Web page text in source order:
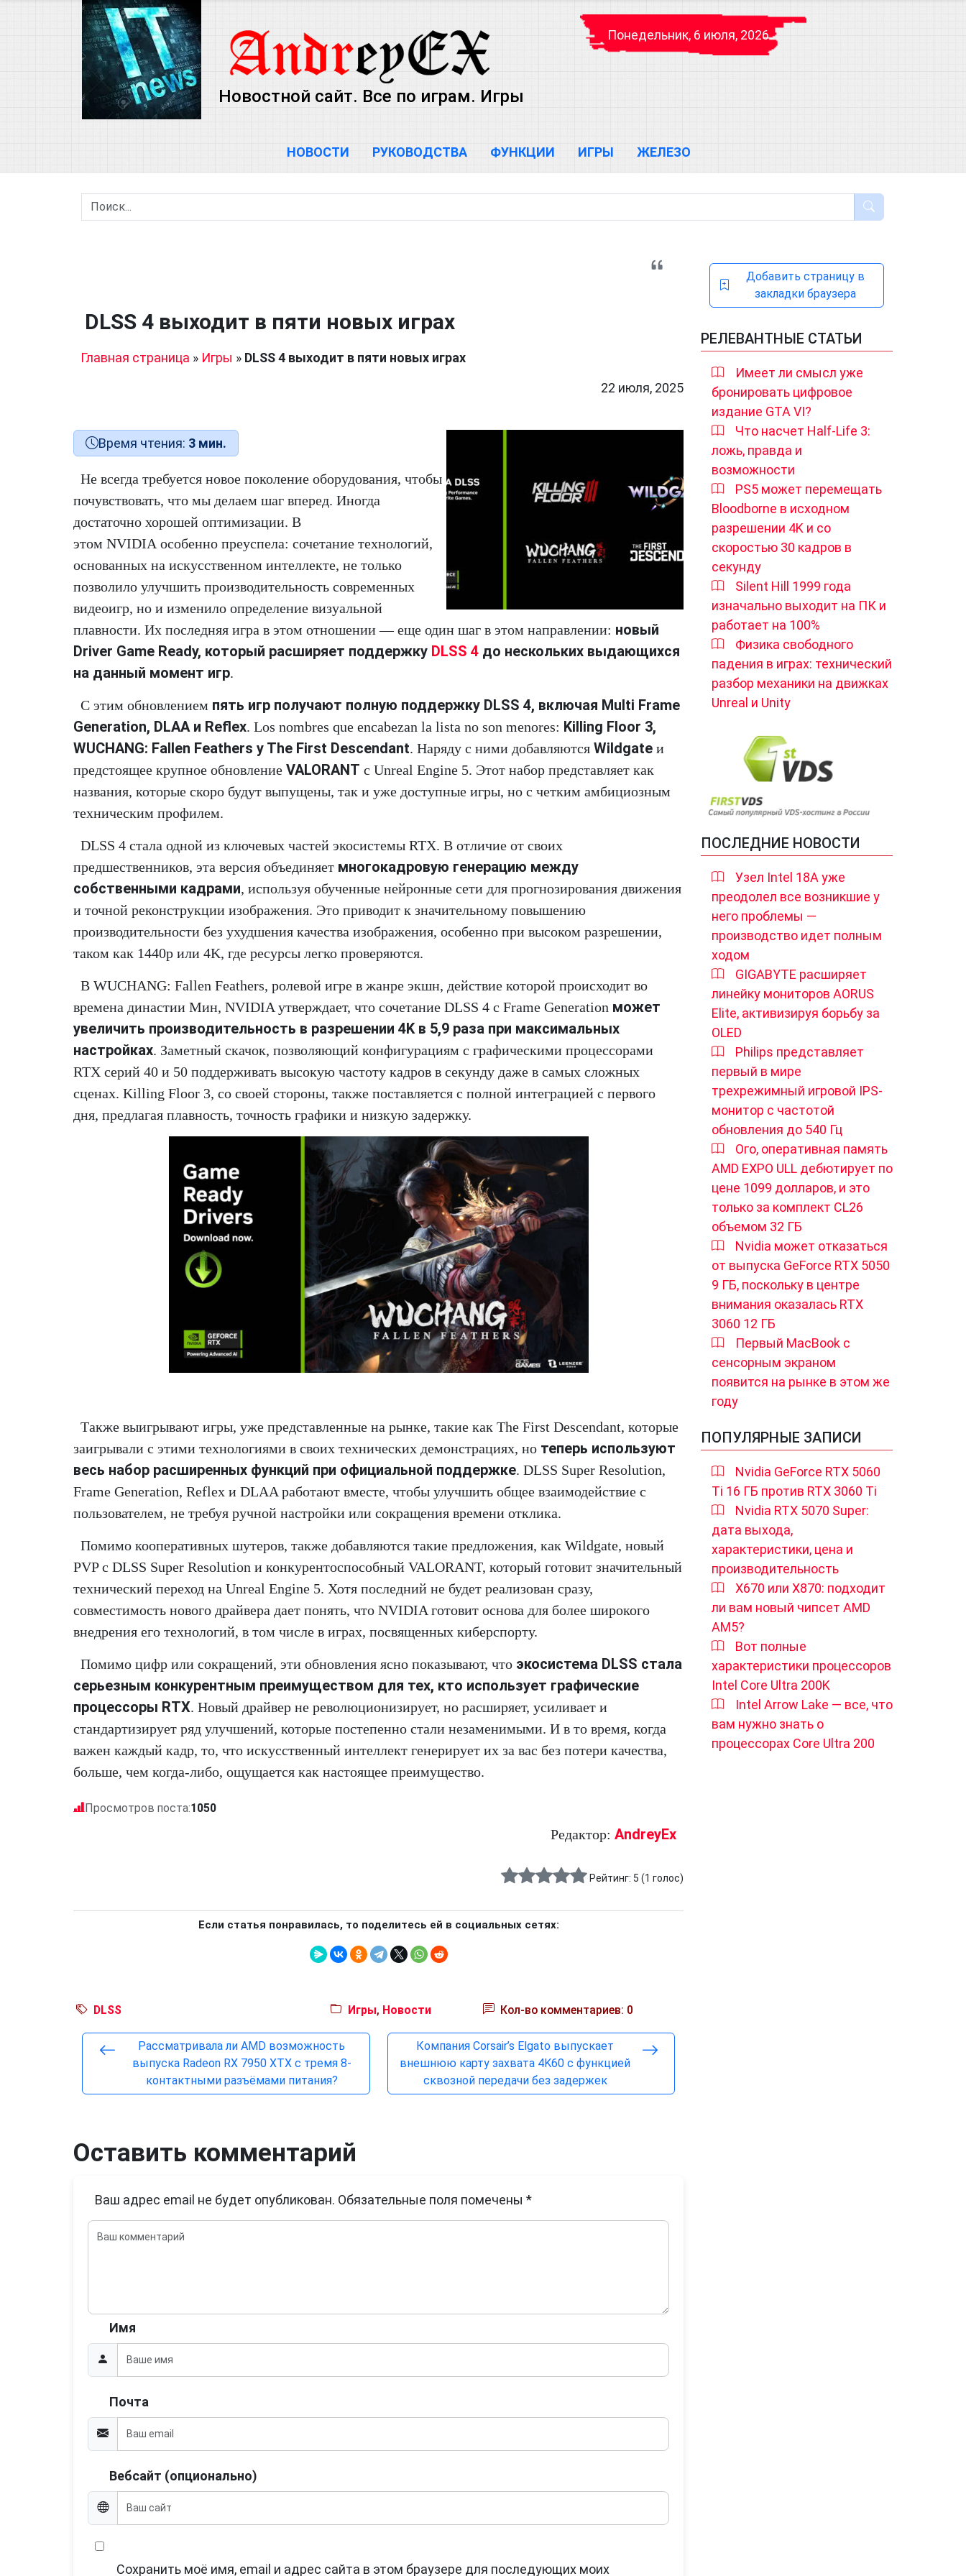
Понедельник, 6 июля, 2026
Новостной сайт. Все по играм. Игры
НОВОСТИ РУКОВОДСТВА ФУНКЦИИ ИГРЫ ЖЕЛЕЗО
DLSS 4 выходит в пяти новых играх
Главная страница » Игры » DLSS 4 выходит в пяти новых играх
22 июля, 2025
Время чтения: 3 мин.
Не всегда требуется новое поколение оборудования, чтобы
почувствовать, что мы делаем шаг вперед. Иногда
достаточно хорошей оптимизации. В
этом NVIDIA особенно преуспела: сочетание технологий,
основанных на искусственном интеллекте, не только
позволило улучшить производительность современных
видеоигр, но и изменило определение визуальной
плавности. Их последняя игра в этом отношении — еще один шаг в этом направлении: новый
Driver Game Ready, который расширяет поддержку DLSS 4 до нескольких выдающихся
на данный момент игр.
С этим обновлением пять игр получают полную поддержку DLSS 4, включая Multi Frame
Generation, DLAA и Reflex. Los nombres que encabezan la lista no son menores: Killing Floor 3,
WUCHANG: Fallen Feathers y The First Descendant. Наряду с ними добавляются Wildgate и
предстоящее крупное обновление VALORANT с Unreal Engine 5. Этот набор представляет как
названия, которые скоро будут выпущены, так и уже доступные игры, но с четким амбициозным
техническим профилем.
DLSS 4 стала одной из ключевых частей экосистемы RTX. В отличие от своих
предшественников, эта версия объединяет многокадровую генерацию между
собственными кадрами, используя обученные нейронные сети для прогнозирования движения
и точной реконструкции изображения. Это приводит к значительному повышению
производительности без ухудшения качества изображения, особенно при высоком разрешении,
таком как 1440p или 4K, где ресурсы легко проверяются.
В WUCHANG: Fallen Feathers, ролевой игре в жанре экшн, действие которой происходит во
времена династии Мин, NVIDIA утверждает, что сочетание DLSS 4 с Frame Generation может
увеличить производительность в разрешении 4K в 5,9 раза при максимальных
настройках. Заметный скачок, позволяющий конфигурациям с графическими процессорами
RTX серий 40 и 50 поддерживать высокую частоту кадров в секунду даже в самых сложных
сценах. Killing Floor 3, со своей стороны, также поставляется с полной интеграцией с первого
дня, предлагая плавность, точность графики и низкую задержку.
Также выигрывают игры, уже представленные на рынке, такие как The First Descendant, которые
заигрывали с этими технологиями в своих технических демонстрациях, но теперь используют
весь набор расширенных функций при официальной поддержке. DLSS Super Resolution,
Frame Generation, Reflex и DLAA работают вместе, чтобы улучшить общее взаимодействие с
пользователем, не требуя ручной настройки или сокращения времени отклика.
Помимо кооперативных шутеров, также добавляются такие предложения, как Wildgate, новый
PVP с DLSS Super Resolution и конкурентоспособный VALORANT, который готовит значительный
технический переход на Unreal Engine 5. Хотя последний не будет реализован сразу,
совместимость нового драйвера дает понять, что NVIDIA готовит основа для более широкого
внедрения его технологий, в том числе в играх, посвященных киберспорту.
Помимо цифр или сокращений, эти обновления ясно показывают, что экосистема DLSS стала
серьезным конкурентным преимуществом для тех, кто использует графические
процессоры RTX. Новый драйвер не революционизирует, но расширяет, усиливает и
стандартизирует ряд улучшений, которые постепенно стали незаменимыми. И в то время, когда
важен каждый кадр, то, что искусственный интеллект генерирует их за вас без потери качества,
больше, чем когда-либо, ощущается как настоящее преимущество.
Просмотров поста:1050
Редактор: AndreyEx
Рейтинг: 5 (1 голос)
Если статья понравилась, то поделитесь ей в социальных сетях:
DLSS Игры, Новости Кол-во комментариев: 0
Рассматривала ли AMD возможность
выпуска Radeon RX 7950 XTX с тремя 8-
контактными разъёмами питания?
Компания Corsair’s Elgato выпускает
внешнюю карту захвата 4K60 с функцией
сквозной передачи без задержек
Оставить комментарий
Ваш адрес email не будет опубликован. Обязательные поля помечены *
Имя
Почта
Вебсайт (опционально)
Сохранить моё имя, email и адрес сайта в этом браузере для последующих моих
Добавить страницу в
закладки браузера
РЕЛЕВАНТНЫЕ СТАТЬИ
Имеет ли смысл уже
бронировать цифровое
издание GTA VI?
Что насчет Half-Life 3:
ложь, правда и
возможности
PS5 может перемещать
Bloodborne в исходном
разрешении 4K и со
скоростью 30 кадров в
секунду
Silent Hill 1999 года
изначально выходит на ПК и
работает на 100%
Физика свободного
падения в играх: технический
разбор механики на движках
Unreal и Unity
ПОСЛЕДНИЕ НОВОСТИ
Узел Intel 18A уже
преодолел все возникшие у
него проблемы —
производство идет полным
ходом
GIGABYTE расширяет
линейку мониторов AORUS
Elite, активизируя борьбу за
OLED
Philips представляет
первый в мире
трехрежимный игровой IPS-
монитор с частотой
обновления до 540 Гц
Ого, оперативная память
AMD EXPO ULL дебютирует по
цене 1099 долларов, и это
только за комплект CL26
объемом 32 ГБ
Nvidia может отказаться
от выпуска GeForce RTX 5050
9 ГБ, поскольку в центре
внимания оказалась RTX
3060 12 ГБ
Первый MacBook с
сенсорным экраном
появится на рынке в этом же
году
ПОПУЛЯРНЫЕ ЗАПИСИ
Nvidia GeForce RTX 5060
Ti 16 ГБ против RTX 3060 Ti
Nvidia RTX 5070 Super:
дата выхода,
характеристики, цена и
производительность
X670 или X870: подходит
ли вам новый чипсет AMD
AM5?
Вот полные
характеристики процессоров
Intel Core Ultra 200K
Intel Arrow Lake — все, что
вам нужно знать о
процессорах Core Ultra 200